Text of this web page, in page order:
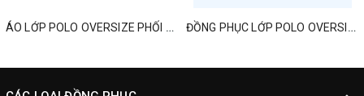
ÁO LỚP POLO OVERSIZE PHỐI MÀU MỚI NHẤT ĐỒNG PHỤC LỚP POLO OVERSIZED ONE TEAM ONE DREAM